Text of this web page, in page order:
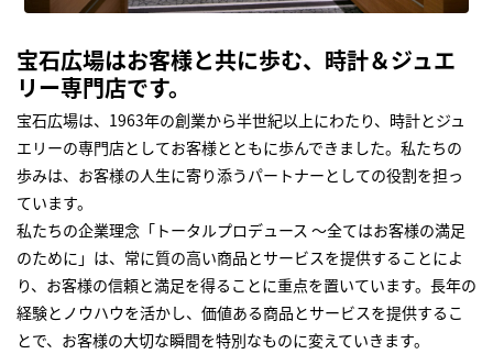
宝石広場はお客様と共に歩む、時計＆ジュエ
リー専門店です。
宝石広場は、1963年の創業から半世紀以上にわたり、時計とジュ
エリーの専門店としてお客様とともに歩んできました。私たちの
歩みは、お客様の人生に寄り添うパートナーとしての役割を担っ
ています。
私たちの企業理念「トータルプロデュース ～全てはお客様の満足
のために」は、常に質の高い商品とサービスを提供することによ
り、お客様の信頼と満足を得ることに重点を置いています。長年の
経験とノウハウを活かし、価値ある商品とサービスを提供するこ
とで、お客様の大切な瞬間を特別なものに変えていきます。